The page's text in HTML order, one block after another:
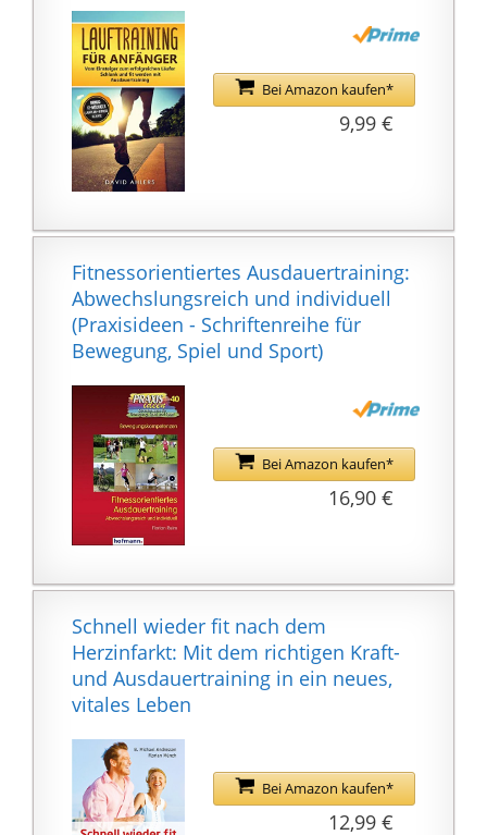
natürliches Laufgefühl,
helfen, IhreBei Amazon kaufen*
9,99 €
Fitnessorientiertes Ausdauertraining:
Abwechslungsreich und individuell
(Praxisideen - Schriftenreihe für
Bewegung, Spiel und Sport)
Bei Amazon kaufen*
16,90 €
Schnell wieder fit nach dem
Herzinfarkt: Mit dem richtigen Kraft-
und Ausdauertraining in ein neues,
vitales Leben
Bei Amazon kaufen*
12,99 €